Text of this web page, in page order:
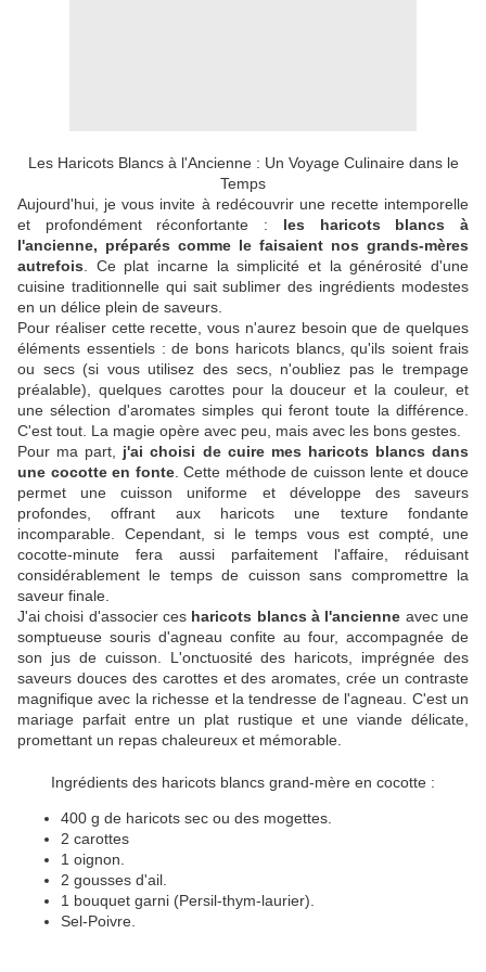
Les Haricots Blancs à l'Ancienne : Un Voyage Culinaire dans le
Temps
Aujourd'hui, je vous invite à redécouvrir une recette intemporelle
et profondément réconfortante : les haricots blancs à
l'ancienne, préparés comme le faisaient nos grands-mères
autrefois . Ce plat incarne la simplicité et la générosité d'une
cuisine traditionnelle qui sait sublimer des ingrédients modestes
en un délice plein de saveurs.
Pour réaliser cette recette, vous n'aurez besoin que de quelques
éléments essentiels : de bons haricots blancs, qu'ils soient frais
ou secs (si vous utilisez des secs, n'oubliez pas le trempage
préalable), quelques carottes pour la douceur et la couleur, et
une sélection d'aromates simples qui feront toute la différence.
C'est tout. La magie opère avec peu, mais avec les bons gestes.
Pour ma part, j'ai choisi de cuire mes haricots blancs dans
une cocotte en fonte. Cette méthode de cuisson lente et douce
permet une cuisson uniforme et développe des saveurs
profondes, offrant aux haricots une texture fondante
incomparable. Cependant, si le temps vous est compté, une
cocotte-minute fera aussi parfaitement l'affaire, réduisant
considérablement le temps de cuisson sans compromettre la
saveur finale.
J'ai choisi d'associer ces haricots blancs à l'ancienne avec une
somptueuse souris d'agneau confite au four, accompagnée de
son jus de cuisson. L'onctuosité des haricots, imprégnée des
saveurs douces des carottes et des aromates, crée un contraste
magnifique avec la richesse et la tendresse de l'agneau. C'est un
mariage parfait entre un plat rustique et une viande délicate,
promettant un repas chaleureux et mémorable.
Ingrédients des haricots blancs grand-mère en cocotte :
400 g de haricots sec ou des mogettes.
2 carottes
1 oignon.
2 gousses d'ail.
1 bouquet garni (Persil-thym-laurier).
Sel-Poivre.